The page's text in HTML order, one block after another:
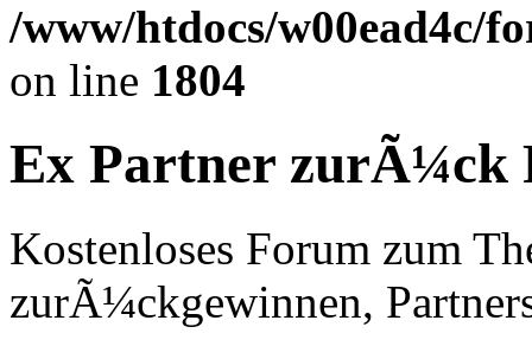
/www/htdocs/w00ead4c/
on line 1804
Ex Partner zurÃ¼ck
Kostenloses Forum zum
zurÃ¼ckgewinnen,